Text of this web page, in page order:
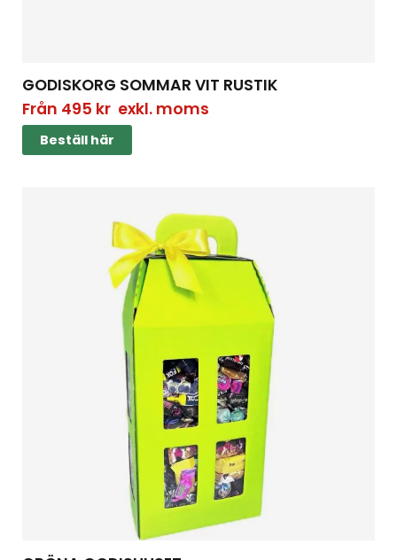
GODISKORG SOMMAR VIT RUSTIK
Från 495 krexkl. moms
Beställ här